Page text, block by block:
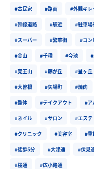
#古民家 #路面 #外観キレ
#幹線道路 #駅近 #駐車場
#スーパー #繁華街 #コン
#金山 #千種 #今池
#覚王山 #藤が丘 #星ヶ丘
#大曽根 #矢場町 #焼肉
#整体 #テイクアウト #ア
#ネイル #サロン #エステ
#クリニック #美容室 #重
#徒歩5分 #大津通 #伏見
#桜通 #広小路通